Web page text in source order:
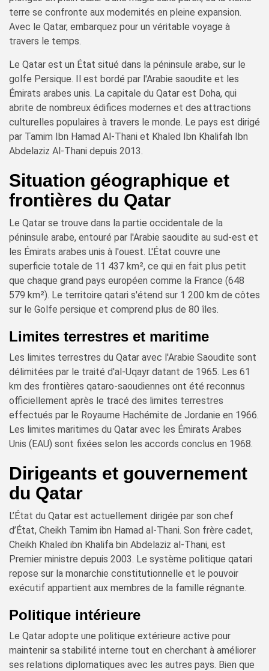
terre se confronte aux modernités en pleine expansion.
Avec le Qatar, embarquez pour un véritable voyage à
travers le temps.
Le Qatar est un État situé dans la péninsule arabe, sur le
golfe Persique. Il est bordé par l'Arabie saoudite et les
Émirats arabes unis. La capitale du Qatar est Doha, qui
abrite de nombreux édifices modernes et des attractions
culturelles populaires à travers le monde. Le pays est dirigé
par Tamim Ibn Hamad Al-Thani et Khaled Ibn Khalifah Ibn
Abdelaziz Al-Thani depuis 2013.
Situation géographique et
frontières du Qatar
Le Qatar se trouve dans la partie occidentale de la
péninsule arabe, entouré par l'Arabie saoudite au sud-est et
les Émirats arabes unis à l'ouest. L'État couvre une
superficie totale de 11 437 km², ce qui en fait plus petit
que chaque grand pays européen comme la France (648
579 km²). Le territoire qatari s'étend sur 1 200 km de côtes
sur le Golfe persique et comprend plus de 80 îles.
Limites terrestres et maritime
Les limites terrestres du Qatar avec l'Arabie Saoudite sont
délimitées par le traité d'al-Uqayr datant de 1965. Les 61
km des frontières qataro-saoudiennes ont été reconnus
officiellement après le tracé des limites terrestres
effectués par le Royaume Hachémite de Jordanie en 1966.
Les limites maritimes du Qatar avec les Émirats Arabes
Unis (EAU) sont fixées selon les accords conclus en 1968.
Dirigeants et gouvernement
du Qatar
L’État du Qatar est actuellement dirigée par son chef
d’État, Cheikh Tamim ibn Hamad al-Thani. Son frère cadet,
Cheikh Khaled ibn Khalifa bin Abdelaziz al-Thani, est
Premier ministre depuis 2003. Le système politique qatari
repose sur la monarchie constitutionnelle et le pouvoir
exécutif appartient aux membres de la famille régnante.
Politique intérieure
Le Qatar adopte une politique extérieure active pour
maintenir sa stabilité interne tout en cherchant à améliorer
ses relations diplomatiques avec les autres pays. Bien que